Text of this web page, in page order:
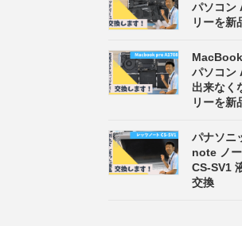
パソコン
リーを新
パソコン
出来なく
リーを新
パナソニ
note ノ
CS-SV1
交換